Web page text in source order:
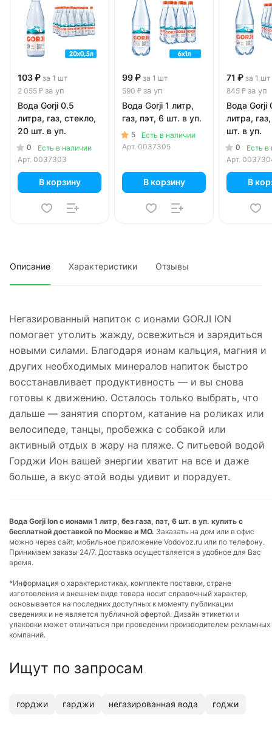
103 ₽ за 1 шт
2 055 ₽ за уп
Вода Gorji 0.5
литра, газ, стекло,
20 шт. в уп.
0
Есть в наличии
Арт. 0037303
В корзину
99 ₽ за 1 шт
590 ₽ за уп
Вода Gorji 1 литр,
газ, пэт, 6 шт. в уп.
5
Есть в наличии
Арт. 0037305
В корзину
71 ₽ за 1 шт
845 ₽ за уп
Вода Gorji
литра,
шт. в уп.
0
Есть в
Арт.
В
Описание Характеристики Отзывы
Негазированный напиток с ионами GORJI ION
помогает утолить жажду, освежиться и зарядиться
новыми силами. Благодаря ионам кальция, магния и
других необходимых минералов напиток быстро
восстанавливает продуктивность — и вы снова
готовы к движению. Осталось только выбрать, что
дальше — занятия спортом, катание на роликах или
велосипеде, танцы, пробежка с собакой или
активный отдых в жару на пляже. С питьевой водой
Горджи Ион вашей энергии хватит на все и даже
больше, а вкус этой воды удивит и порадует.
Вода Gorji Ion с ионами 1 литр, без газа, пэт, 6 шт. в уп. купить с
бесплатной доставкой по Москве и МО. Заказать на дом или в офис
можно через сайт, мобильное приложение Vodovoz.ru или по телефону.
Принимаем заказы 24/7. Доставка осуществляется в удобное для Вас
время.
*Информация о характеристиках, комплекте поставки, стране
изготовления и внешнем виде товара носит справочный характер,
основывается на последних доступных к моменту публикации
сведениях и не является публичной офертой. Дизайн этикетки и
упаковки может отличаться при проведении производителем рекламных
компаний.
Ищут по запросам
горджи гарджи негазированная вода годжи